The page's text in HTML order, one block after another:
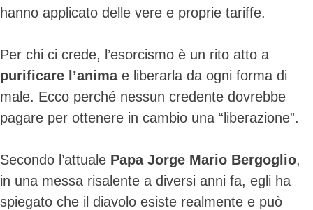
hanno applicato delle vere e proprie tariffe.
Per chi ci crede, l’esorcismo è un rito atto a
purificare l’animae liberarla da ogni forma di
male. Ecco perché nessun credente dovrebbe
pagare per ottenere in cambio una “liberazione”.
Secondo l’attuale Papa Jorge Mario Bergoglio,
in una messa risalente a diversi anni fa, egli ha
spiegato che il diavolo esiste realmente e può